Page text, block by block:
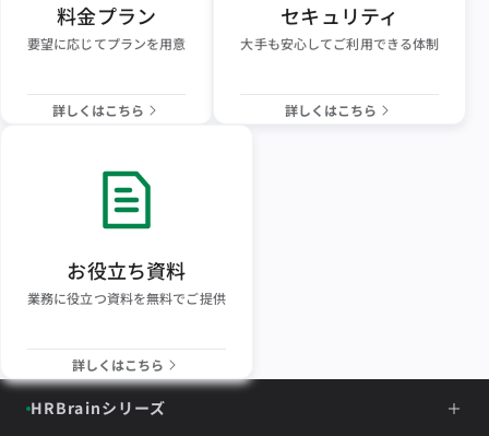
料金プラン
要望に応じてプランを用意
詳しくはこちら
セキュリティ
大手も安心してご利用できる体制
詳しくはこちら
お役立ち資料
業務に役立つ資料を無料でご提供
詳しくはこちら
HRBrainシリーズ